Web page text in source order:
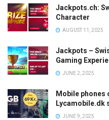
Jackpots.ch:
Character
AUGUST 11, 2025
Jackpots –
Gaming
JUNE 2, 2025
Mobile phones
Lycamobile.dk
JUNE 9, 2025